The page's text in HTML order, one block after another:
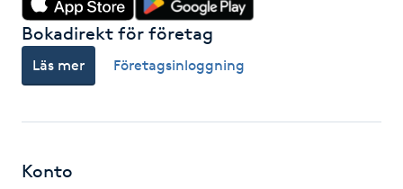
Herrklippning
HIFU
Bokadirekt för företag
Läs mer Företagsinloggning
Konto